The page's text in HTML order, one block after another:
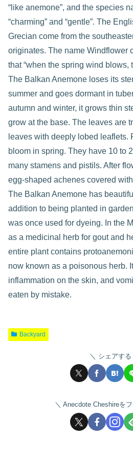
“like anemone”, and the species
“charming” and “gentle”. The
Grecian come from the
originates. The name Windflower
that “when the spring wind blows,
The Balkan Anemone loses its
summer and goes dormant in
autumn and winter, it grows thin
grow at the base. The leaves are
leaves with deeply lobed leaflets.
bloom in spring. They have 10 to
many stamens and pistils. After
egg-shaped achenes covered
The Balkan Anemone has
addition to being planted in
was once used for dyeing. In the
as a medicinal herb for gout and
entire plant contains
now known as a poisonous herb.
inflammation on the skin, and
eaten by mistake.
Backyard
シェアする
Anecdote Cheshireを